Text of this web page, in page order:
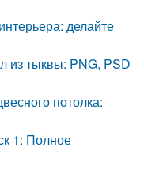
делайте
из тыквы: PNG, PSD
потолка:
1: Полное